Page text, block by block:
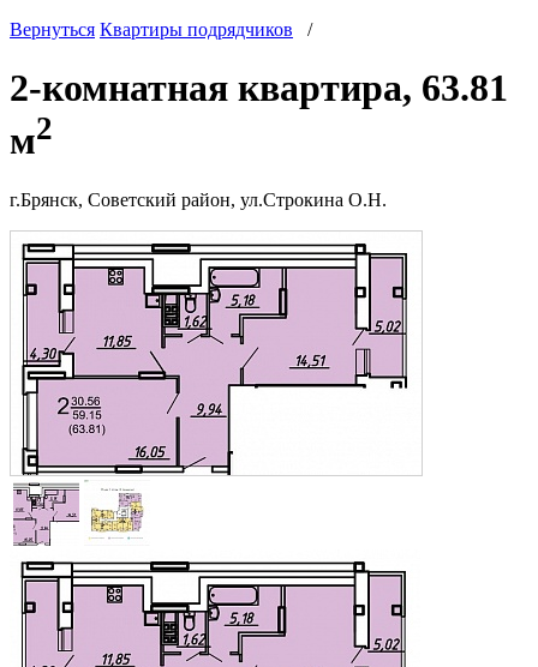
Вернуться Квартиры подрядчиков /
2-комнатная квартира, 63.81
м2
г.Брянск, Советский район, ул.Строкина О.Н.